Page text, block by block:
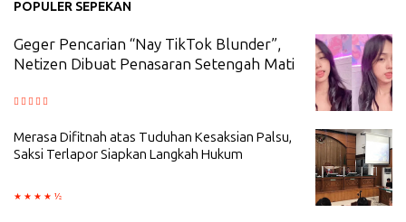
POPULER SEPEKAN
Geger Pencarian “Nay TikTok Blunder”,
Netizen Dibuat Penasaran Setengah Mati
Merasa Difitnah atas Tuduhan Kesaksian Palsu,
Saksi Terlapor Siapkan Langkah Hukum